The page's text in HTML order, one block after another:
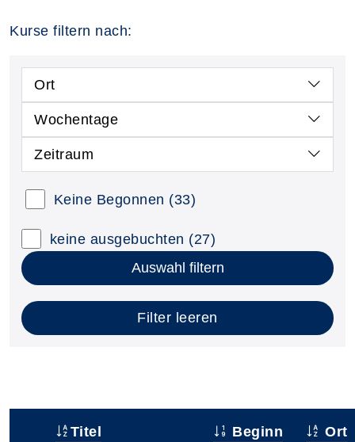
Kurse filtern nach:
Ort
Wochentage
Zeitraum
Keine Begonnen (33)
keine ausgebuchten (27)
Auswahl filtern
Filter leeren
Titel Beginn Ort